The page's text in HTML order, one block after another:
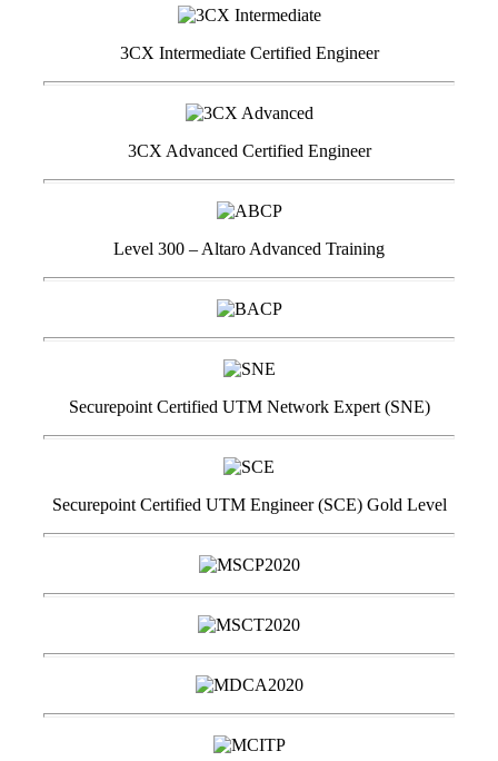
3CX Intermediate Certified Engineer
3CX Advanced Certified Engineer
Level 300 – Altaro Advanced Training
Securepoint Certified UTM Network Expert (SNE)
Securepoint Certified UTM Engineer (SCE) Gold Level